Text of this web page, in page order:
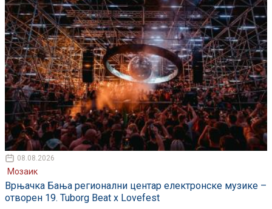
08.08.2026
Мозаик
Врњачка Бања регионални центар електронске музике –
отворен 19. Tuborg Beat x Lovefest